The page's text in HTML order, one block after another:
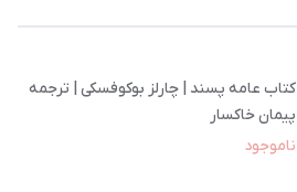
کتاب عامه پسند | چارلز بوکوفسکی | ترجمه
پیمان خاکسار
ناموجود